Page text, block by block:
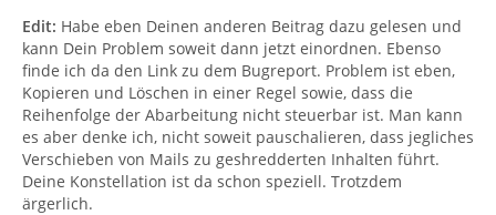
Edit: Habe eben Deinen anderen Beitrag dazu gelesen und
kann Dein Problem soweit dann jetzt einordnen. Ebenso
finde ich da den Link zu dem Bugreport. Problem ist eben,
Kopieren und Löschen in einer Regel sowie, dass die
Reihenfolge der Abarbeitung nicht steuerbar ist. Man kann
es aber denke ich, nicht soweit pauschalieren, dass jegliches
Verschieben von Mails zu geshredderten Inhalten führt.
Deine Konstellation ist da schon speziell. Trotzdem
ärgerlich.